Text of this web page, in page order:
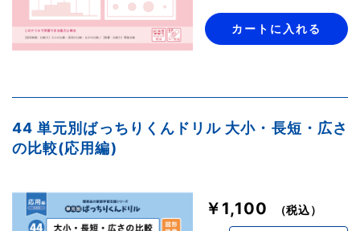
カートに入れる
44 単元別ばっちりくんドリル 大小・長短・広さ
の比較(応用編)
￥1,100 （税込）